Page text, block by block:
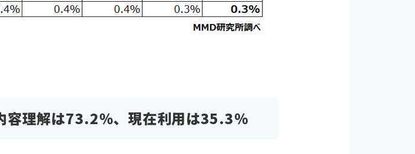
容理解は73.2％、現在利用は35.3％